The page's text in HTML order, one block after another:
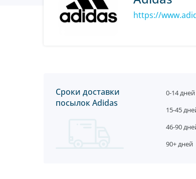
https://
Сроки доставки
посылок Adidas
0-14 дней
15-45
46-90
90+ дней